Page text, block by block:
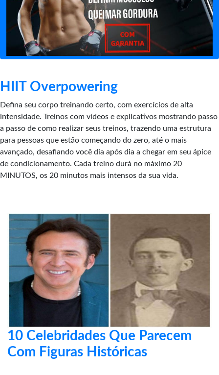
HIIT Overpowering
Defina seu corpo treinando certo, com exercícios de alta
intensidade. Treinos com vídeos e explicativos mostrando passo
a passo de como realizar seus treinos, trazendo uma estrutura
para pessoas que estão começando do zero, até o mais
avançado, desafiando você dia após dia a chegar em seu ápice
de condicionamento. Cada treino durá no máximo 20
MINUTOS, os 20 minutos mais intensos da sua vida.
10 Celebridades Que Parecem
Com Figuras Históricas